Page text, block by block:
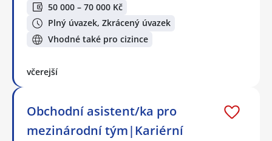
50 000 – 70 000 Kč
Plný úvazek, Zkrácený úvazek
Vhodné také pro cizince
včerejší
Obchodní asistent/ka pro
mezinárodní tým|Kariérní